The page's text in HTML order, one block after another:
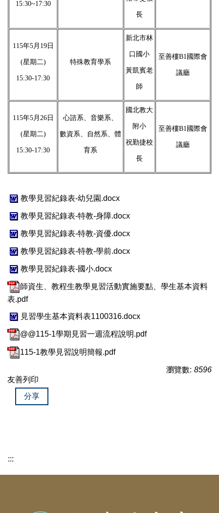
15:30~17:30
長
115年5月19日
(星期二)
15:30-17:30
特殊教育學系
新北市林
口國小
黃凱賓老
師
至善樓B1國際會
議廳
115年5月26日
(星期二)
15:30-17:30
心諮系、音樂系、
數資系、自然系、體
育系
國北教大
附小
祝勤捷校
長
至善樓B1國際會
議廳
教學見習紀錄表-幼兒園.docx
教學見習紀錄表-特教-身障.docx
教學見習紀錄表-特教-資優.docx
教學見習紀錄表-特教-學前.docx
教學見習紀錄表-國小.docx
師資生、教程生教學見習活動實施要點、學生基本資料
表.pdf
見習學生基本資料表1100316.docx
@@115-1學期見習一週流程說明.pdf
115-1教學見習說明簡報.pdf
瀏覽數: 8596
友善列印
分享
:::